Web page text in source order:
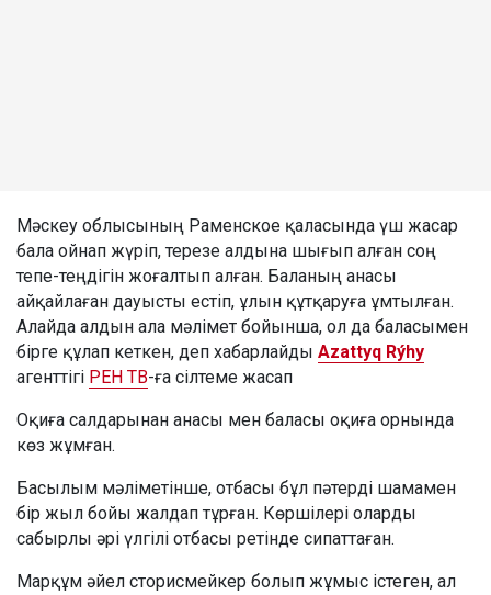
Мәскеу облысының Раменское қаласында үш жасар
бала ойнап жүріп, терезе алдына шығып алған соң
тепе-теңдігін жоғалтып алған. Баланың анасы
айқайлаған дауысты естіп, ұлын құтқаруға ұмтылған.
Алайда алдын ала мәлімет бойынша, ол да баласымен
бірге құлап кеткен, деп хабарлайды Azattyq Rýhy
агенттігі РЕН ТВ-ға сілтеме жасап
Оқиға салдарынан анасы мен баласы оқиға орнында
көз жұмған.
Басылым мәліметінше, отбасы бұл пәтерді шамамен
бір жыл бойы жалдап тұрған. Көршілері оларды
сабырлы әрі үлгілі отбасы ретінде сипаттаған.
Марқұм әйел сторисмейкер болып жұмыс істеген, ал